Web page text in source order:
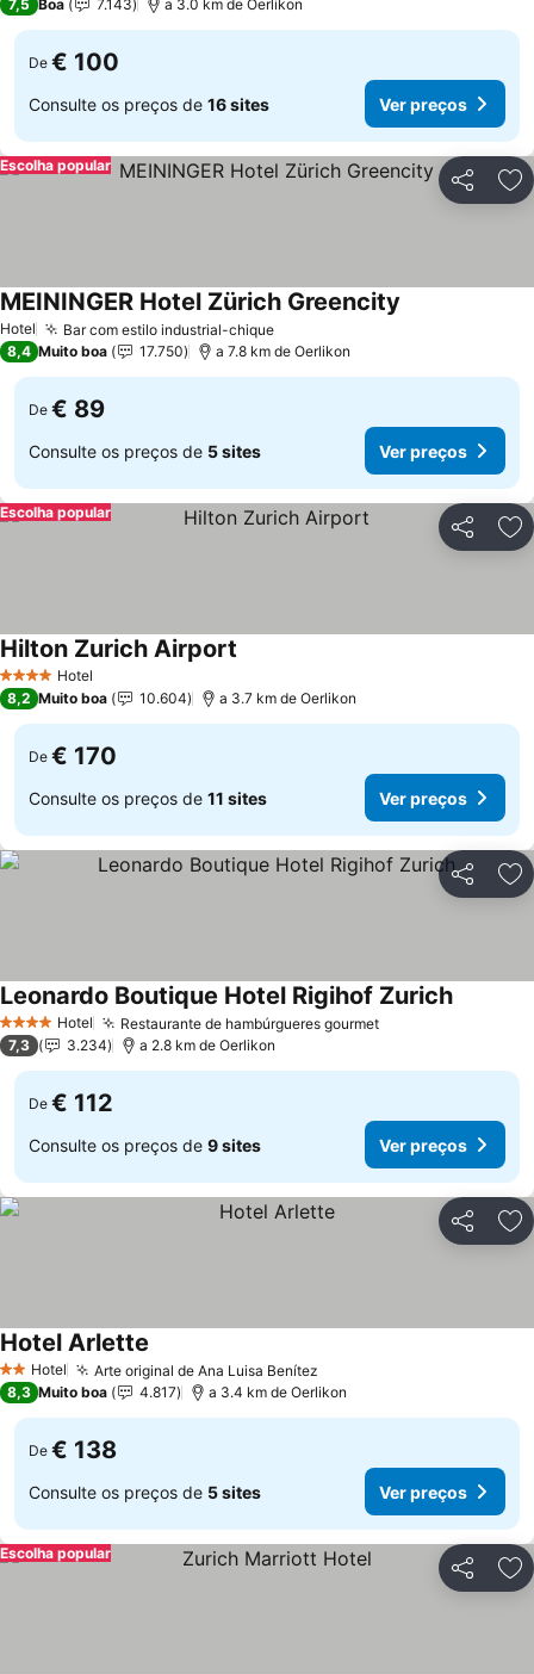
7,5 Boa 7.143 a 3.0 km de Oerlikon
De € 100
Consulte os preços de 16 sites Ver preços
Partilhar
Escolha popular
Hotel Bar com estilo industrial-chique
MEININGER Hotel Zürich Greencity
8,4 Muito boa 17.750 a 7.8 km de Oerlikon
De € 89
Consulte os preços de 5 sites Ver preços
Partilhar
Escolha popular
4 EstrelasHotel
Hilton Zurich Airport
8,2 Muito boa 10.604 a 3.7 km de Oerlikon
De € 170
Consulte os preços de 11 sites Ver preços
Partilhar
4 EstrelasHotel Restaurante de hambúrgueres gourmet
Leonardo Boutique Hotel Rigihof Zurich
7,3 3.234 a 2.8 km de Oerlikon
De € 112
Consulte os preços de 9 sites Ver preços
Partilhar
2 Estrelas
Hotel Arte original de Ana Luisa Benítez
Hotel Arlette
8,3 Muito boa 4.817 a 3.4 km de Oerlikon
De € 138
Consulte os preços de 5 sites Ver preços
Partilhar
Escolha popular